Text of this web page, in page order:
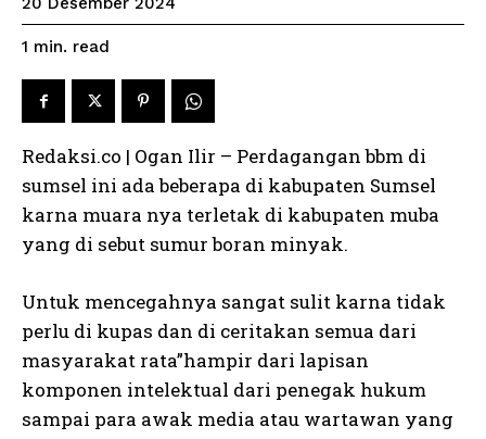
1 min. read
Redaksi.co | Ogan Ilir – Perdagangan bbm di
sumsel ini ada beberapa di kabupaten Sumsel
karna muara nya terletak di kabupaten muba
yang di sebut sumur boran minyak.
Untuk mencegahnya sangat sulit karna tidak
perlu di kupas dan di ceritakan semua dari
masyarakat rata”hampir dari lapisan
komponen intelektual dari penegak hukum
sampai para awak media atau wartawan yang